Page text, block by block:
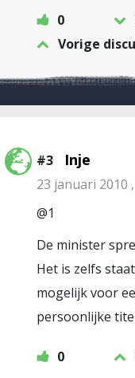
0
Vorige
#3 Inje
23 januari 2010
@1
De minister
Het is zelfs
mogelijk voor
persoonlijke
0